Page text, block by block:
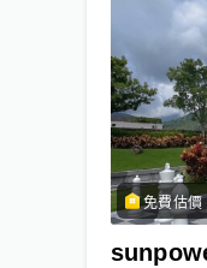
免費估價